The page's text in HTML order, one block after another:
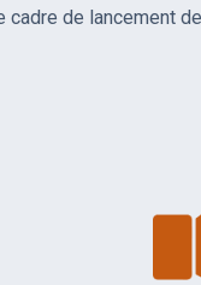
cadre de lancement